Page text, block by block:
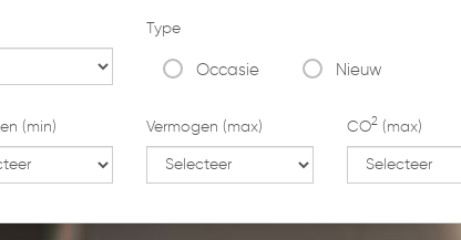
Type
Occasie Nieuw
(min) Vermogen (max) CO2 (max)